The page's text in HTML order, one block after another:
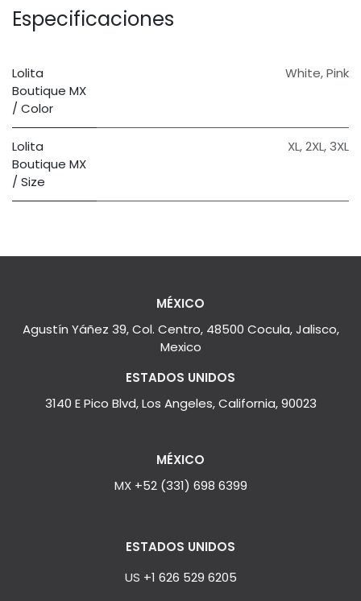
Especificaciones
Lolita
Boutique MX
/ Color
White,Pink
Lolita
Boutique MX
/ Size
XL,2XL,3XL
MÉXICO
Agustín Yáñez 39, Col. Centro, 48500 Cocula, Jalisco,
Mexico
ESTADOS UNIDOS
3140 E Pico Blvd, Los Angeles, California, 90023
MÉXICO
MX +52 (331) 698 6399
ESTADOS UNIDOS
US +1 626 529 6205